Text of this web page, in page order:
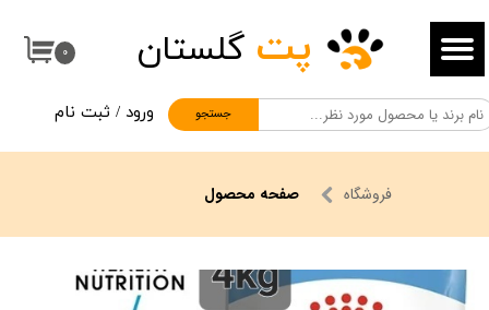
۰
جستجو
پت گلستان
ورود / ثبت نام
حساب کاربری من
تغییر گذر واژه
سفارشات
خروج از حساب کاربری
فروشگاه صفحه محصول